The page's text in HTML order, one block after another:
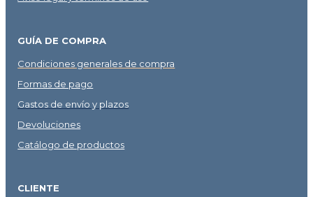
GUÍA DE COMPRA
Condiciones generales de compra
Formas de pago
Gastos de envío y plazos
Devoluciones
Catálogo de productos
CLIENTE